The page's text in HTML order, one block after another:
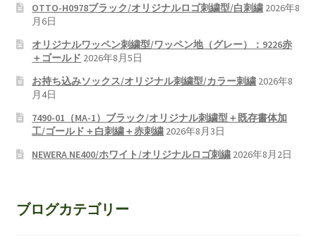
OTTO-H0978ブラック/オリジナルロゴ刺繍型/白刺繍 2026年8
月6日
オリジナルワッペン刺繍型/ワッペン地（グレー）：9226赤
＋ゴールド 2026年8月5日
お持ち込みソックス/オリジナル刺繍型/カラー刺繍 2026年8
月4日
7490-01（MA-1）ブラック/オリジナル刺繍型＋既存書体加
工/ゴールド＋白刺繍＋赤刺繍 2026年8月3日
NEWERA NE400/ホワイト/オリジナルロゴ刺繍 2026年8月2日
ブログカテゴリー